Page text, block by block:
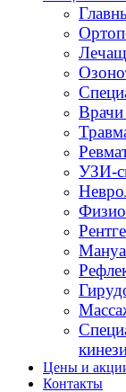
УЗИ-
Цены и
Контакты